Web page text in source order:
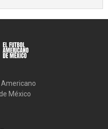
Americano
México